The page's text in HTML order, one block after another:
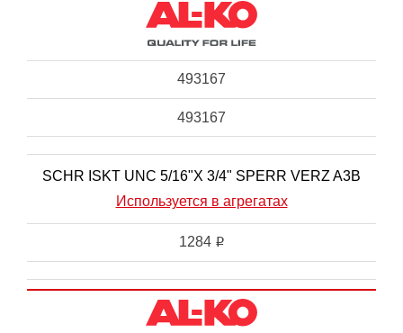
493167
493167
SCHR ISKT UNC 5/16"X 3/4" SPERR VERZ A3B
Используется в агрегатах
1284 i